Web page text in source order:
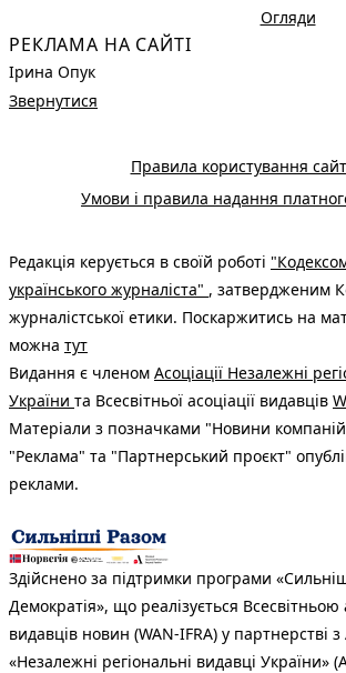
РЕКЛАМА НА САЙТІ
Ірина Опук
Звернутися
Огляди
Правила користування
Умови і правила надання
Редакція керується в своїй роботі
українського журналіста" , затвердженим
журналістської етики. Поскаржитись на
можна тут
Видання є членом Асоціації Незалежні
України та Всесвітньої асоціації видавців
Матеріали з позначками "Новини
"Реклама" та "Партнерський проєкт"
реклами.
Здійснено за підтримки програми
Демократія», що реалізується Всесвітньою
видавців новин (WAN-IFRA) у партнерстві з
«Незалежні регіональні видавці України»